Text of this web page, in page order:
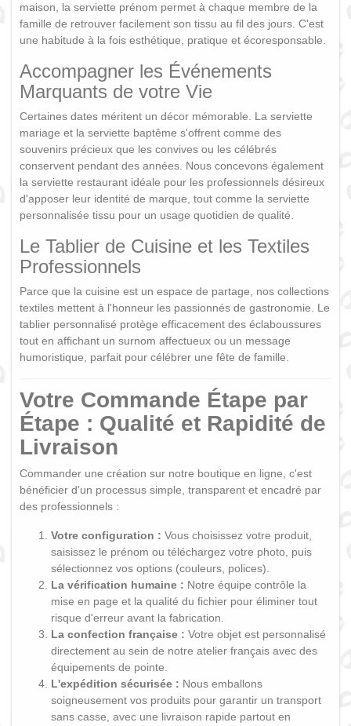
maison, la serviette prénom permet à chaque membre de la
famille de retrouver facilement son tissu au fil des jours. C'est
une habitude à la fois esthétique, pratique et écoresponsable.
Accompagner les Événements
Marquants de votre Vie
Certaines dates méritent un décor mémorable. La serviette
mariage et la serviette baptême s'offrent comme des
souvenirs précieux que les convives ou les célébrés
conservent pendant des années. Nous concevons également
la serviette restaurant idéale pour les professionnels désireux
d'apposer leur identité de marque, tout comme la serviette
personnalisée tissu pour un usage quotidien de qualité.
Le Tablier de Cuisine et les Textiles
Professionnels
Parce que la cuisine est un espace de partage, nos collections
textiles mettent à l'honneur les passionnés de gastronomie. Le
tablier personnalisé protège efficacement des éclaboussures
tout en affichant un surnom affectueux ou un message
humoristique, parfait pour célébrer une fête de famille.
Votre Commande Étape par
Étape : Qualité et Rapidité de
Livraison
Commander une création sur notre boutique en ligne, c'est
bénéficier d'un processus simple, transparent et encadré par
des professionnels :
Votre configuration : Vous choisissez votre produit,
saisissez le prénom ou téléchargez votre photo, puis
sélectionnez vos options (couleurs, polices).
La vérification humaine : Notre équipe contrôle la
mise en page et la qualité du fichier pour éliminer tout
risque d'erreur avant la fabrication.
La confection française : Votre objet est personnalisé
directement au sein de notre atelier français avec des
équipements de pointe.
L'expédition sécurisée : Nous emballons
soigneusement vos produits pour garantir un transport
sans casse, avec une livraison rapide partout en